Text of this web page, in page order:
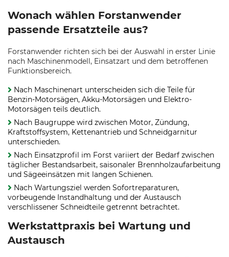
Wonach wählen Forstanwender
passende Ersatzteile aus?
Forstanwender richten sich bei der Auswahl in erster Linie
nach Maschinenmodell, Einsatzart und dem betroffenen
Funktionsbereich.
Nach Maschinenart unterscheiden sich die Teile für
Benzin-Motorsägen, Akku-Motorsägen und Elektro-
Motorsägen teils deutlich.
Nach Baugruppe wird zwischen Motor, Zündung,
Kraftstoffsystem, Kettenantrieb und Schneidgarnitur
unterschieden.
Nach Einsatzprofil im Forst variiert der Bedarf zwischen
täglicher Bestandsarbeit, saisonaler Brennholzaufarbeitung
und Sägeeinsätzen mit langen Schienen.
Nach Wartungsziel werden Sofortreparaturen,
vorbeugende Instandhaltung und der Austausch
verschlissener Schneidteile getrennt betrachtet.
Werkstattpraxis bei Wartung und
Austausch